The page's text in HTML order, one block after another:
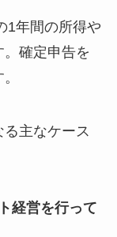
1年間の所得や
確定申告を
主なケース
経営を行って